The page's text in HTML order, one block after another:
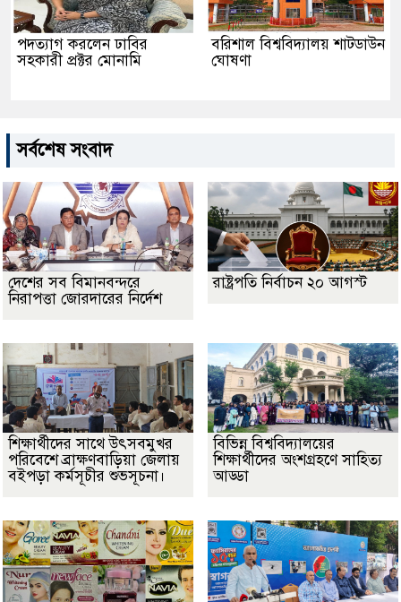
পদত্যাগ করলেন ঢাবির
সহকারী প্রক্টর মোনামি
বরিশাল বিশ্ববিদ্যালয় শাটডাউন
ঘোষণা
সর্বশেষ সংবাদ
দেশের সব বিমানবন্দরে
নিরাপত্তা জোরদারের নির্দেশ
রাষ্ট্রপতি নির্বাচন ২০ আগস্ট
শিক্ষার্থীদের সাথে উৎসবমুখর
পরিবেশে ব্রাক্ষণবাড়িয়া জেলায়
বইপড়া কর্মসূচীর শুভসূচনা।
বিভিন্ন বিশ্ববিদ্যালয়ের
শিক্ষার্থীদের অংশগ্রহণে সাহিত্য
আড্ডা